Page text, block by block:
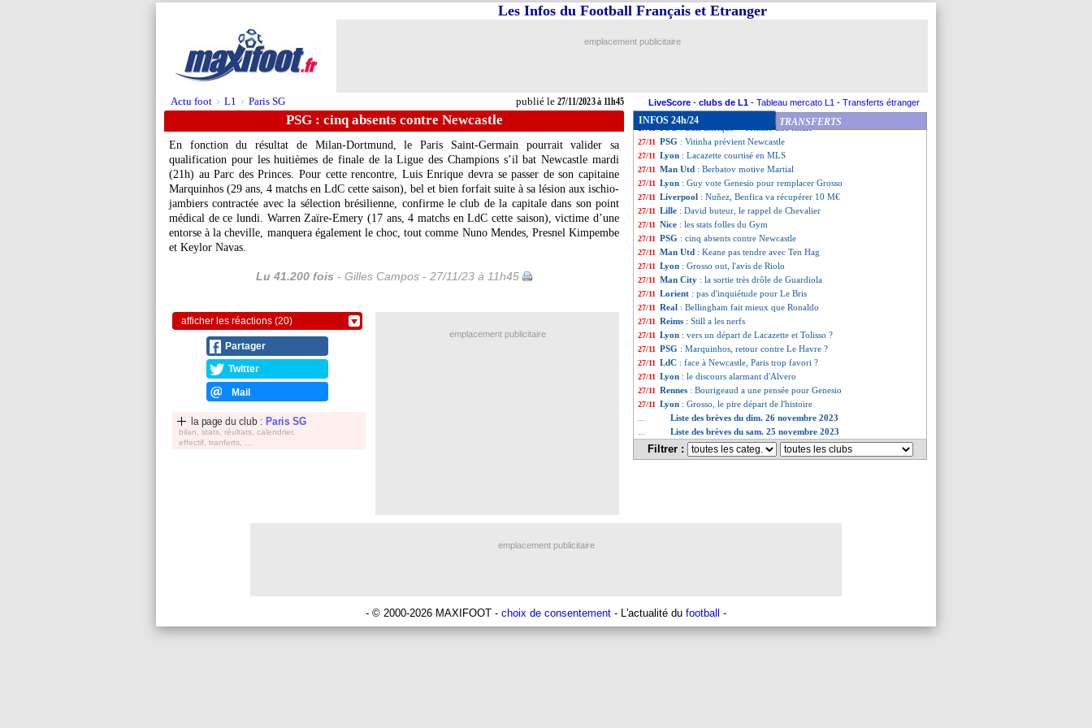
Actu foot > L1 > Paris SG publié le 27/11/2023 à 11h45
Les Infos du Football Français et Etranger
emplacement publicitaire
LiveScore - clubs de L1 - Tableau mercato L1 - Transferts étranger
PSG : cinq absents contre Newcastle
En fonction du résultat de Milan-Dortmund, le Paris Saint-Germain pourrait valider sa
qualification pour les huitièmes de finale de la Ligue des Champions s’il bat Newcastle mardi
(21h) au Parc des Princes. Pour cette rencontre, Luis Enrique devra se passer de son capitaine
Marquinhos (29 ans, 4 matchs en LdC cette saison), bel et bien forfait suite à sa lésion aux ischio-
jambiers contractée avec la sélection brésilienne, confirme le club de la capitale dans son point
médical de ce lundi. WarrenZaïre-Emery (17 ans, 4 matchs en LdC cette saison), victime d’une
entorse à la cheville, manquera également le choc, tout comme Nuno Mendes, Presnel Kimpembe
et Keylor Navas.
Lu 41.200 fois - Gilles Campos - 27/11/23 à 11h45
afficher les réactions (20)
Partager
Twitter
Mail
la page du club : Paris SG
bilan, stats, réultats, calendrier,
effectif, tranferts, ...
INFOS 24h/24 TRANSFERTS
27/11 Real: Ancelotti vers une prolongation
27/11 Man City: Guardiola dithyrambique sur Akanji
27/11 Juve
27/11 Lyon: la piste Santamaria réactivée ?
27/11 PSG: Luis Enrique apprécie beaucoup Dembélé
: Luis Enrique - "comme une finale"
27/11 PSG : Vitinha prévient Newcastle
27/11 Lyon : Lacazette courtisé en MLS
27/11 Man Utd : Berbatov motive Martial
27/11 Lyon : Guy vote Genesio pour remplacer Grosso
27/11 Liverpool : Nuñez, Benfica va récupérer 10 M€
27/11 Lille : David buteur, le rappel de Chevalier
27/11 Nice : les stats folles du Gym
27/11 PSG : cinq absents contre Newcastle
27/11 Man Utd : Keane pas tendre avec Ten Hag
27/11 Lyon : Grosso out, l'avis de Riolo
27/11 Man City : la sortie très drôle de Guardiola
27/11 Lorient : pas d'inquiétude pour Le Bris
27/11 Real : Bellingham fait mieux que Ronaldo
27/11 Reims : Still a les nerfs
27/11 Lyon : vers un départ de Lacazette et Tolisso ?
27/11 PSG : Marquinhos, retour contre Le Havre ?
27/11 LdC : face à Newcastle, Paris trop favori ?
27/11 Lyon : le discours alarmant d'Alvero
27/11 Rennes : Bourigeaud a une pensée pour Genesio
27/11 Lyon : Grosso, le pire départ de l'histoire
Liste des brèves du dim. 26 novembre 2023
Liste des brèves du sam. 25 novembre 2023
Filtrer :
emplacement publicitaire
emplacement publicitaire
- © 2000-2026 MAXIFOOT - choix de consentement - L'actualité du football -